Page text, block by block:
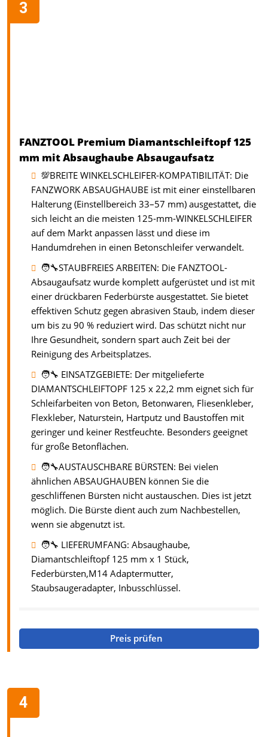
FANZTOOL Premium Diamantschleiftopf 125
mm mit Absaughaube Absaugaufsatz
💯BREITE WINKELSCHLEIFER-KOMPATIBILITÄT: Die
FANZWORK ABSAUGHAUBE ist mit einer einstellbaren
Halterung (Einstellbereich 33–57 mm) ausgestattet, die
sich leicht an die meisten 125-mm-WINKELSCHLEIFER
auf dem Markt anpassen lässt und diese im
Handumdrehen in einen Betonschleifer verwandelt.
🧑‍🔧STAUBFREIES ARBEITEN: Die FANZTOOL-
Absaugaufsatz wurde komplett aufgerüstet und ist mit
einer drückbaren Federbürste ausgestattet. Sie bietet
effektiven Schutz gegen abrasiven Staub, indem dieser
um bis zu 90 % reduziert wird. Das schützt nicht nur
Ihre Gesundheit, sondern spart auch Zeit bei der
Reinigung des Arbeitsplatzes.
🧑‍🔧 EINSATZGEBIETE: Der mitgelieferte
DIAMANTSCHLEIFTOPF 125 x 22,2 mm eignet sich für
Schleifarbeiten von Beton, Betonwaren, Fliesenkleber,
Flexkleber, Naturstein, Hartputz und Baustoffen mit
geringer und keiner Restfeuchte. Besonders geeignet
für große Betonflächen.
🧑‍🔧AUSTAUSCHBARE BÜRSTEN: Bei vielen
ähnlichen ABSAUGHAUBEN können Sie die
geschliffenen Bürsten nicht austauschen. Dies ist jetzt
möglich. Die Bürste dient auch zum Nachbestellen,
wenn sie abgenutzt ist.
🧑‍🔧 LIEFERUMFANG: Absaughaube,
Diamantschleiftopf 125 mm x 1 Stück,
Federbürsten,M14 Adaptermutter,
Staubsaugeradapter, Inbusschlüssel.
Preis prüfen